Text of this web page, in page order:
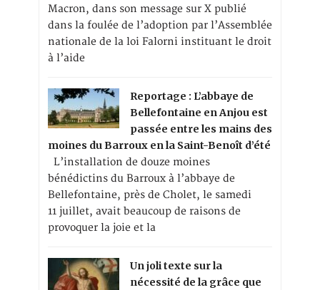
Macron, dans son message sur X publié
dans la foulée de l’adoption par l’Assemblée
nationale de la loi Falorni instituant le droit
à l’aide
Reportage : L’abbaye de
Bellefontaine en Anjou est
passée entre les mains des
moines du Barroux en la Saint-Benoît d’été
L’installation de douze moines
bénédictins du Barroux à l’abbaye de
Bellefontaine, près de Cholet, le samedi
11 juillet, avait beaucoup de raisons de
provoquer la joie et la
Un joli texte sur la
nécessité de la grâce que